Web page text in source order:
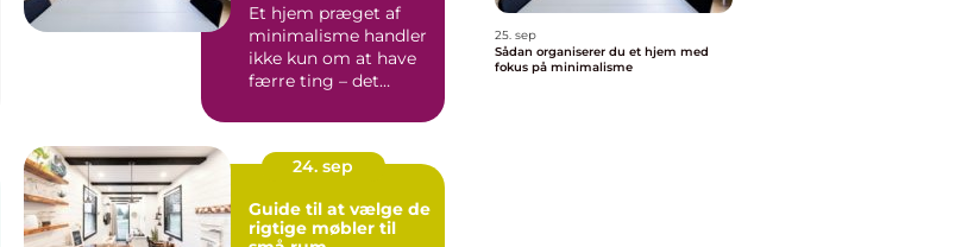
Et hjem præget af
minimalisme handler
ikke kun om at have
færre ting – det
24. sep
Guide til at vælge de
rigtige møbler til
25. sep
Sådan organiserer du et hjem med
fokus på minimalisme